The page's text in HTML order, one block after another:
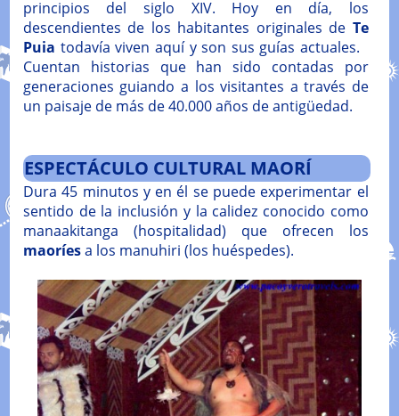
principios del siglo XIV. Hoy en día, los
descendientes de los habitantes originales de Te
Puia todavía viven aquí y son sus guías actuales.
Cuentan historias que han sido contadas por
generaciones guiando a los visitantes a través de
un paisaje de más de 40.000 años de antigüedad.
ESPECTÁCULO CULTURAL MAORÍ
Dura 45 minutos y en él se puede experimentar el
sentido de la inclusión y la calidez conocido como
manaakitanga (hospitalidad) que ofrecen los
maoríesa los manuhiri (los huéspedes).